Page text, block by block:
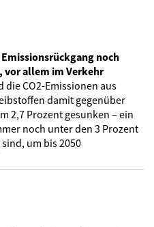
noch
vor allem im Verkehr
die CO2-Emissionen aus
damit gegenüber
2,7 Prozent gesunken – ein
noch unter den 3 Prozent
um bis 2050